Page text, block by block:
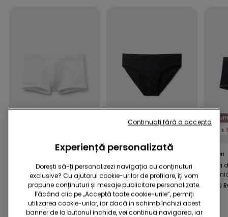
Boxeri din Microfibră
Elastică cu Logo
59,90 RON
6 Culori
Slip din Bumbac
elasticizat
59,90 RON
8 Culori
59,90
Experiență personalizată
Dorești să-ți personalizezi navigația cu conținuturi
exclusive? Cu ajutorul cookie-urilor de profilare, îți vom
propune conținuturi și mesaje publicitare personalizate.
Făcând clic pe „Acceptă toate cookie-urile”, permiți
utilizarea cookie-urilor, iar dacă în schimb închizi acest
banner de la butonul închide, vei continua navigarea, iar
Continuați fără a accepta